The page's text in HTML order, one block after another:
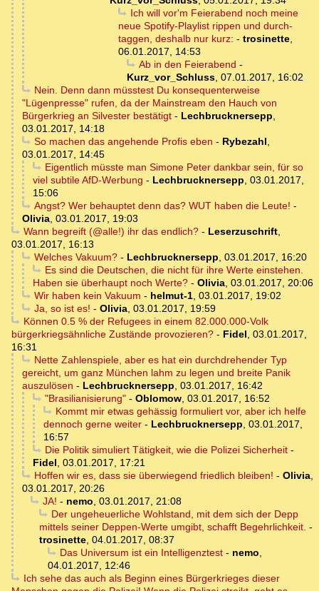
Ich will vor'm Feierabend noch meine
neue Spotify-Playlist rippen und durch-
taggen, deshalb nur kurz: - trosinette,
06.01.2017, 14:53
Ab in den Feierabend -
Kurz_vor_Schluss, 07.01.2017, 16:02
Nein. Denn dann müsstest Du konsequenterweise
"Lügenpresse" rufen, da der Mainstream den Hauch von
Bürgerkrieg an Silvester bestätigt - Lechbrucknersepp,
03.01.2017, 14:18
So machen das angehende Profis eben - Rybezahl,
03.01.2017, 14:45
Eigentlich müsste man Simone Peter dankbar sein, für so
viel subtile AfD-Werbung - Lechbrucknersepp, 03.01.2017,
15:06
Angst? Wer behauptet denn das? WUT haben die Leute! -
Olivia, 03.01.2017, 19:03
Wann begreift (@alle!) ihr das endlich?- Leserzuschrift,
03.01.2017, 16:13
Welches Vakuum?- Lechbrucknersepp, 03.01.2017, 16:20
Es sind die Deutschen, die nicht für ihre Werte einstehen.
Haben sie überhaupt noch Werte? - Olivia, 03.01.2017, 20:06
Wir haben kein Vakuum - helmut-1, 03.01.2017, 19:02
Ja, so ist es! - Olivia, 03.01.2017, 19:59
Können 0.5 % der Refugees in einem 82.000.000-Volk
bürgerkriegsähnliche Zustände provozieren? - Fidel, 03.01.2017,
16:31
Nette Zahlenspiele, aber es hat ein durchdrehender Typ
gereicht, um ganz München lahm zu legen und breite Panik
auszulösen - Lechbrucknersepp, 03.01.2017, 16:42
"Brasilianisierung"- Oblomow, 03.01.2017, 16:52
Kommt mir etwas gehässig formuliert vor, aber ich helfe
dennoch gerne weiter - Lechbrucknersepp, 03.01.2017,
16:57
Die Politik simuliert Tätigkeit, wie die Polizei Sicherheit-
Fidel, 03.01.2017, 17:21
Hoffen wir es, dass sie überwiegend friedlich bleiben! - Olivia,
03.01.2017, 20:26
JA! - nemo, 03.01.2017, 21:08
Der ungeheuerliche Wohlstand, mit dem sich der Depp
mittels seiner Deppen-Werte umgibt, schafft Begehrlichkeit. -
trosinette, 04.01.2017, 08:37
Das Universum ist ein Intelligenztest- nemo,
04.01.2017, 12:46
Ich sehe das auch als Beginn eines Bürgerkrieges dieser